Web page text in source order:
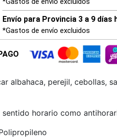
Envío para Provincia 3 a 9 días
*Gastos de envío excluidos
albahaca, perejil, cebollas,
sentido horario como